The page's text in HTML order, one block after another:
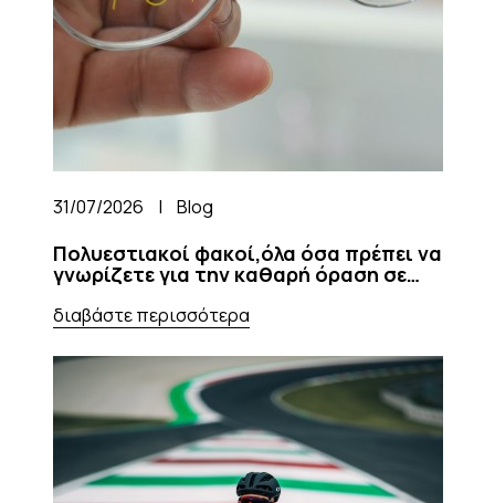
31/07/2026 | Blog
Πολυεστιακοί φακοί,όλα όσα πρέπει να
γνωρίζετε για την καθαρή όραση σε
διαβάστε περισσότερα